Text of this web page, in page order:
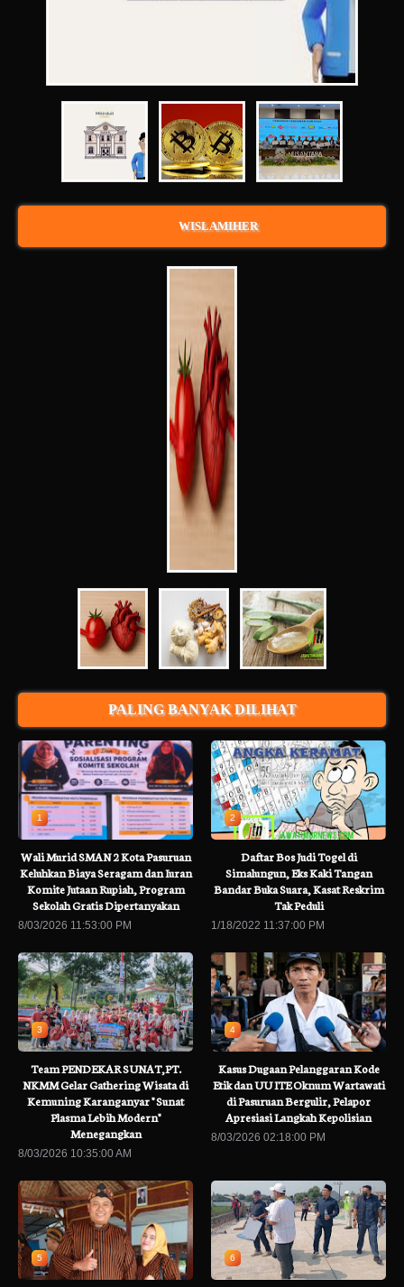
WISLAMIHER
PALING BANYAK DILIHAT
1
Wali Murid SMAN 2 Kota Pasuruan
Keluhkan Biaya Seragam dan Iuran
Komite Jutaan Rupiah, Program
Sekolah Gratis Dipertanyakan
8/03/2026 11:53:00 PM
2
Daftar Bos Judi Togel di
Simalungun, Eks Kaki Tangan
Bandar Buka Suara, Kasat Reskrim
Tak Peduli
1/18/2022 11:37:00 PM
3
Team PENDEKAR SUNAT,PT.
NKMM Gelar Gathering Wisata di
Kemuning Karanganyar " Sunat
Plasma Lebih Modern"
Menegangkan
8/03/2026 10:35:00 AM
4
Kasus Dugaan Pelanggaran Kode
Etik dan UU ITE Oknum Wartawati
di Pasuruan Bergulir, Pelapor
Apresiasi Langkah Kepolisian
8/03/2026 02:18:00 PM
5 6